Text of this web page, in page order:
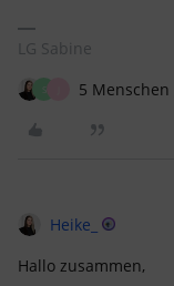
LG Sabine
5
Heike_
Hallo zusammen,